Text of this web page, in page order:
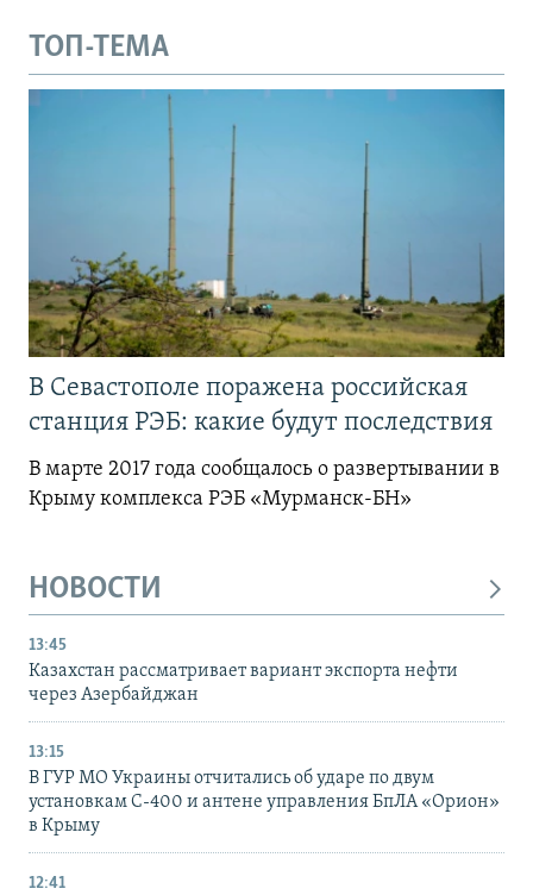
ТОП-ТЕМА
В Севастополе поражена российская
станция РЭБ: какие будут последствия
В марте 2017 года сообщалось о развертывании в
Крыму комплекса РЭБ «Мурманск-БН»
НОВОСТИ
13:45
Казахстан рассматривает вариант экспорта нефти
через Азербайджан
13:15
В ГУР МО Украины отчитались об ударе по двум
установкам С-400 и антене управления БпЛА «Орион»
в Крыму
12:41